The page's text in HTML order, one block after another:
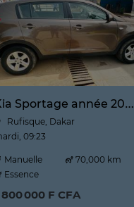
Kia Sportage année 2025
Rufisque, Dakar
09:23
Manuelle
70,000 km
Essence
800 000 F CFA